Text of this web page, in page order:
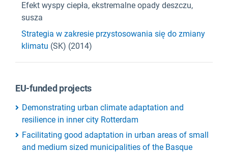
Efekt wyspy ciepła, ekstremalne opady deszczu,
susza
Strategia w zakresie przystosowania się do zmiany
klimatu (SK) (2014)
EU-funded projects
Demonstrating urban climate adaptation and
resilience in inner city Rotterdam
Facilitating good adaptation in urban areas of small
and medium sized municipalities of the Basque